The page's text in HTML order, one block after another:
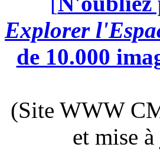
Explorer
de 10.000
(Site WWW
et mise